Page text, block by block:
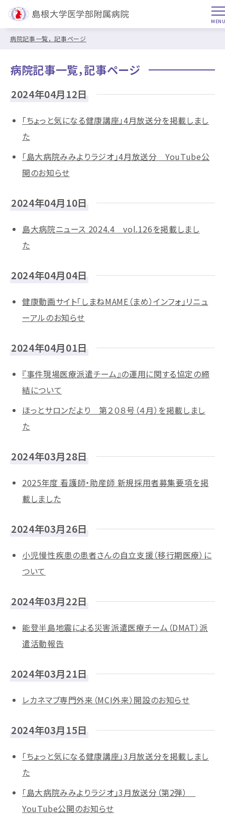
病院記事一覧，記事ページ
病院記事一覧，記事ページ
2024年04月12日
「ちょっと気になる健康講座」4月放送分を掲載しまし
た
「島大病院みみよりラジオ」4月放送分 YouTube公
開のお知らせ
2024年04月10日
島大病院ニュース 2024.4 vol.126を掲載しまし
た
2024年04月04日
健康動画サイト「しまねMAME（まめ）インフォ」リニュ
ーアルのお知らせ
2024年04月01日
『事件現場医療派遣チーム』の運用に関する協定の締
結について
ほっとサロンだより 第２０８号（４月）を掲載しまし
た
2024年03月28日
2025年度 看護師・助産師 新規採用者募集要項を掲
載しました
2024年03月26日
小児慢性疾患の患者さんの自立支援（移行期医療）に
ついて
2024年03月22日
能登半島地震による災害派遣医療チーム（DMAT）派
遣活動報告
2024年03月21日
レカネマブ専門外来（MCI外来）開設のお知らせ
2024年03月15日
「ちょっと気になる健康講座」3月放送分を掲載しまし
た
「島大病院みみよりラジオ」3月放送分（第2弾）
YouTube公開のお知らせ